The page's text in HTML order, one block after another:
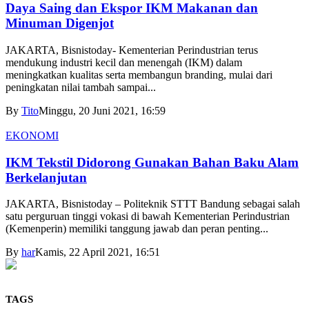
Daya Saing dan Ekspor IKM Makanan dan
Minuman Digenjot
JAKARTA, Bisnistoday- Kementerian Perindustrian terus
mendukung industri kecil dan menengah (IKM) dalam
meningkatkan kualitas serta membangun branding, mulai dari
peningkatan nilai tambah sampai...
By TitoMinggu, 20 Juni 2021, 16:59
EKONOMI
IKM Tekstil Didorong Gunakan Bahan Baku Alam
Berkelanjutan
JAKARTA, Bisnistoday – Politeknik STTT Bandung sebagai salah
satu perguruan tinggi vokasi di bawah Kementerian Perindustrian
(Kemenperin) memiliki tanggung jawab dan peran penting...
By harKamis, 22 April 2021, 16:51
TAGS